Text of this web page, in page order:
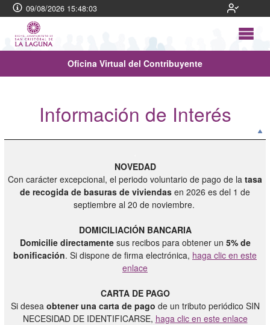
09/08/2026 15:48:03
Oficina Virtual del Contribuyente
Información de Interés
NOVEDAD
Con carácter excepcional, el periodo voluntario de pago de la tasa
de recogida de basuras de viviendas en 2026 es del 1 de
septiembre al 20 de noviembre.
DOMICILIACIÓN BANCARIA
Domicilie directamentesus recibos para obtener un 5% de
bonificación. Si dispone de firma electrónica, haga clic en este
enlace
CARTA DE PAGO
Si desea obtener una carta de pago de un tributo periódico SIN
NECESIDAD DE IDENTIFICARSE, haga clic en este enlace